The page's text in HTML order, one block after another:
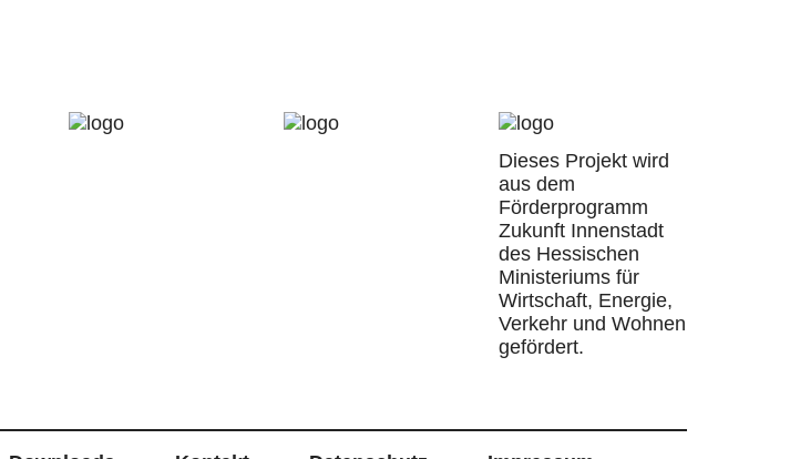
Dieses Projekt wird
aus dem
Förderprogramm
Zukunft Innenstadt
des Hessischen
Ministeriums für
Wirtschaft, Energie,
Verkehr und Wohnen
gefördert.